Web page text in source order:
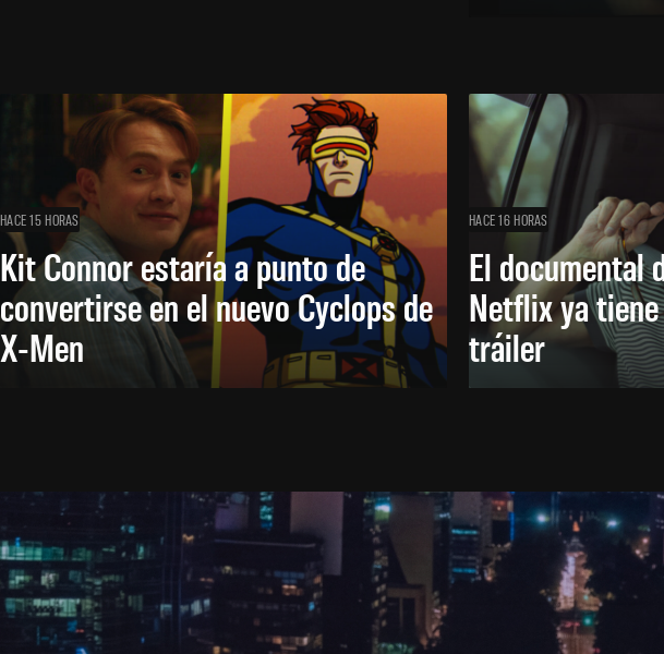
HACE 15 HORAS
Kit Connor estaría a punto de
convertirse en el nuevo Cyclops de
X-Men
HACE 16 HORAS
El documental
Netflix ya
tráiler